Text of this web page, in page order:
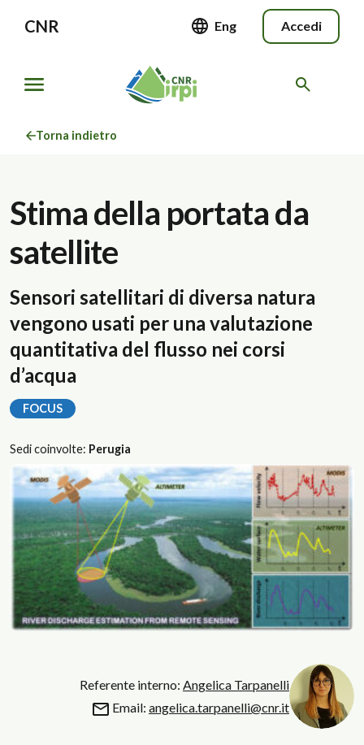
CNR Eng Accedi
Torna indietro
Stima della portata da
satellite
Sensori satellitari di diversa natura
vengono usati per una valutazione
quantitativa del flusso nei corsi
d’acqua
FOCUS
Sedi coinvolte: Perugia
Referente interno: Angelica Tarpanelli
Email: angelica.tarpanelli@cnr.it